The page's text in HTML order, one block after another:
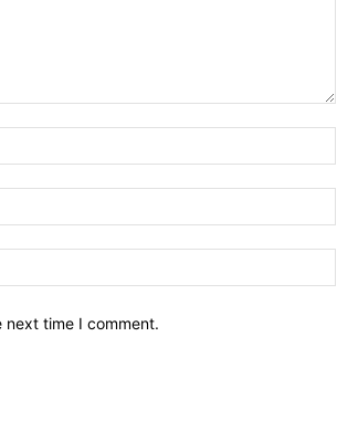
next time I comment.